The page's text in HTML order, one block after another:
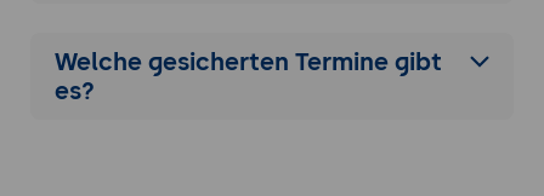
Plattformmanagement.
Welche gesicherten Termine gibt
es?